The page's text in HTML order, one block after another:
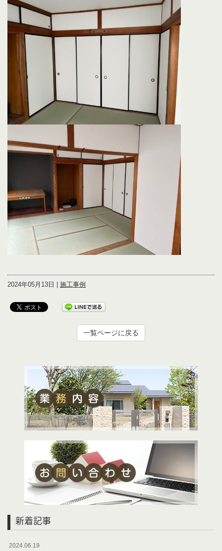
2024年05月13日 | 施工事例
一覧ページに戻る
新着記事
2024.06.19